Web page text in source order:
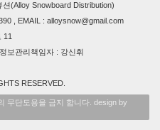
(Alloy Snowboard Distribution)
, EMAIL : alloysnow@gmail.com
11
보관리책임자 : 강신휘
RESERVED.
무단도용을 금지 합니다. design by